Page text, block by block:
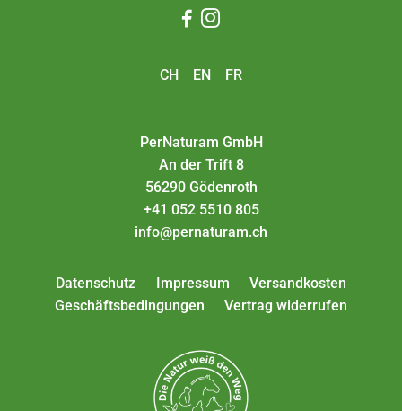
 
CH EN FR
PerNaturam GmbH
An der Trift 8
56290 Gödenroth
+41 052 5510 805
info@pernaturam.ch
Datenschutz Impressum
Versandkosten
Geschäftsbedingungen
Vertrag widerrufen